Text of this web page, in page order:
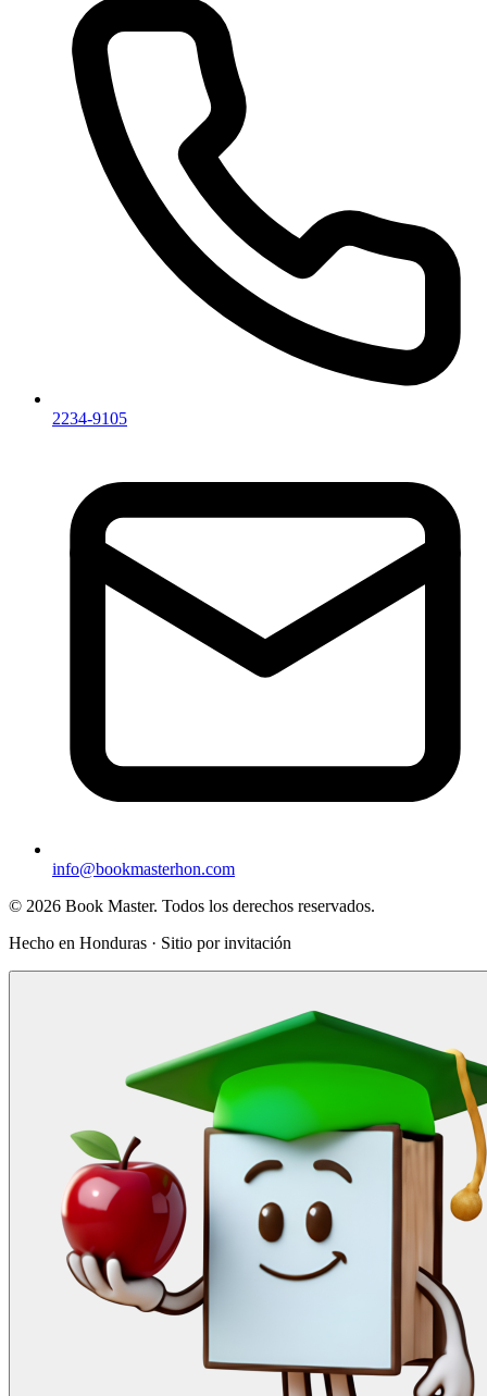
2234-9105
info@bookmasterhon.com
© 2026 Book Master. Todos los derechos reservados.
Hecho en Honduras · Sitio por invitación